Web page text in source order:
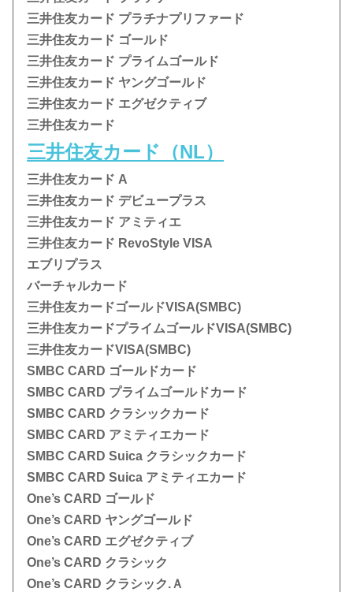
三井住友カード プラチナプリファード
三井住友カード ゴールド
三井住友カード プライムゴールド
三井住友カード ヤングゴールド
三井住友カード エグゼクティブ
三井住友カード
三井住友カード（NL）
三井住友カード A
三井住友カード デビュープラス
三井住友カード アミティエ
三井住友カード RevoStyle VISA
エブリプラス
バーチャルカード
三井住友カードゴールドVISA(SMBC)
三井住友カードプライムゴールドVISA(SMBC)
三井住友カードVISA(SMBC)
SMBC CARD ゴールドカード
SMBC CARD プライムゴールドカード
SMBC CARD クラシックカード
SMBC CARD アミティエカード
SMBC CARD Suica クラシックカード
SMBC CARD Suica アミティエカード
One’s CARD ゴールド
One’s CARD ヤングゴールド
One’s CARD エグゼクティブ
One’s CARD クラシック
One’s CARD クラシック.Ａ